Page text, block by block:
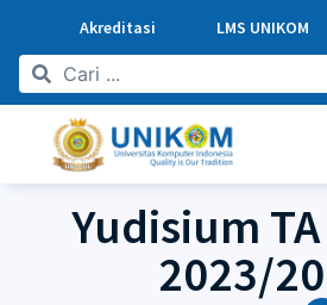
Akreditasi LMS UNIKOM
Yudisium
2023/